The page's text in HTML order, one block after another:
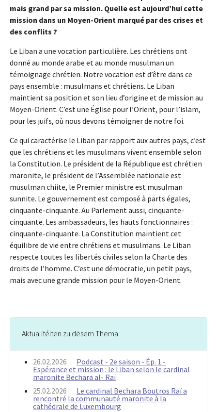
mais grand par sa mission. Quelle est aujourd’hui cette
mission dans un Moyen-Orient marqué par des crises et
des conflits ?
Le Liban a une vocation particulière. Les chrétiens ont
donné au monde arabe et au monde musulman un
témoignage chrétien. Notre vocation est d’être dans ce
pays ensemble : musulmans et chrétiens. Le Liban
maintient sa position et son lieu d’origine et de mission au
Moyen-Orient. C’est une Église pour l’Orient, pour l’islam,
pour les juifs, où nous devons témoigner de notre foi.
Ce qui caractérise le Liban par rapport aux autres pays, c’est
que les chrétiens et les musulmans vivent ensemble selon
la Constitution. Le président de la République est chrétien
maronite, le président de l’Assemblée nationale est
musulman chiite, le Premier ministre est musulman
sunnite. Le gouvernement est composé à parts égales,
cinquante-cinquante. Au Parlement aussi, cinquante-
cinquante. Les ambassadeurs, les hauts fonctionnaires :
cinquante-cinquante. La Constitution maintient cet
équilibre de vie entre chrétiens et musulmans. Le Liban
respecte toutes les libertés civiles selon la Charte des
droits de l’homme. C’est une démocratie, un petit pays,
mais avec une grande mission pour le Moyen-Orient.
Aktualitéiten zu dësem Thema
26.02.2026
Podcast - 2e saison - Ép. 1 -
Espérance et mission : le Liban selon le cardinal
maronite Bechara al- Raï
25.02.2026
Le cardinal Bechara Boutros Raï a
rencontré la communauté maronite à la
cathédrale de Luxembourg